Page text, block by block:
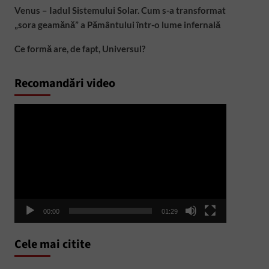
Venus – Iadul Sistemului Solar. Cum s-a transformat
„sora geamănă” a Pământului într-o lume infernală
Ce formă are, de fapt, Universul?
Recomandări video
00:00 01:29
Cele mai citite